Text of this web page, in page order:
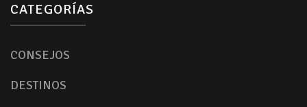
CATEGORÍAS
CONSEJOS
DESTINOS